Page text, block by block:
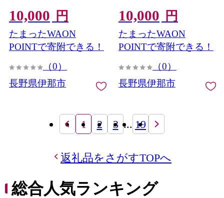
こいくち 詰合せ 大豆 天然
熟成 国産 長野県産 信州産
コク【010-d2】
10,000 円
たまったWAON
POINTで寄附できる！
（0）
長野県伊那市
うすくち 詰合せ 大豆 天然
熟成 国産 長野県産 信州産
コク【010-d1】
10,000 円
たまったWAON
POINTで寄附できる！
（0）
長野県伊那市
1 2 3 ... 19
返礼品をさがすTOPへ
総合人気ランキング